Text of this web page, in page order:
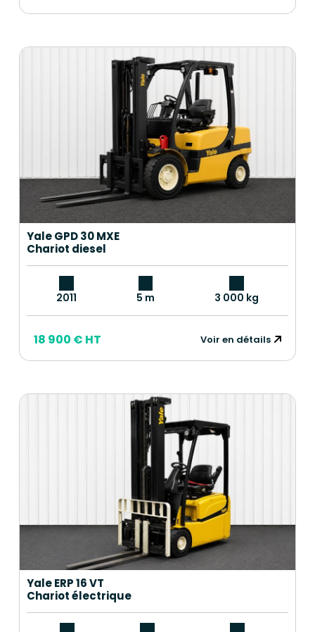
Yale GPD 30 MXE
Chariot diesel
2011 5 m 3 000 kg
18 900 € HT Voir en détails
Yale ERP 16 VT
Chariot électrique